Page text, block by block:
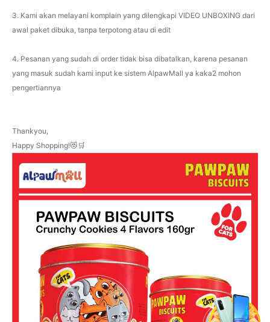
3. Kami akan melayani komplain yang dilengkapi VIDEO UNBOXING dari
awal paket dibuka, tanpa terpotong atau di edit
4. Pesanan yang sudah di order tidak bisa dibatalkan, karena pesanan
yang masuk sudah kami input ke sistem AlpawMall ya kaka2 mohon
pengertiannya
Thankyou,
Happy Shopping!😻🛒